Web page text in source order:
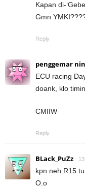
Kapan di-
Gmn
Reply
penggemar
ECU racing
doank, klo
CMIIW
Reply
BLack_PuZz
kpn neh R15
O.o